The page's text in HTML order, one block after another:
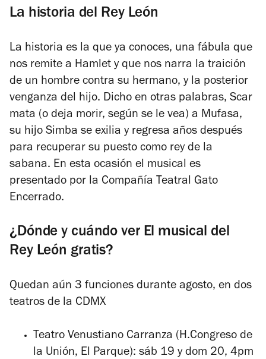
La historia del Rey León
La historia es la que ya conoces, una fábula que
nos remite a Hamlet y que nos narra la traición
de un hombre contra su hermano, y la posterior
venganza del hijo. Dicho en otras palabras, Scar
mata (o deja morir, según se le vea) a Mufasa,
su hijo Simba se exilia y regresa años después
para recuperar su puesto como rey de la
sabana. En esta ocasión el musical es
presentado por la Compañía Teatral Gato
Encerrado.
¿Dónde y cuándo ver El musical del
Rey León gratis?
Quedan aún 3 funciones durante agosto, en dos
teatros de la CDMX
Teatro Venustiano Carranza (H.Congreso de
la Unión, El Parque): sáb 19 y dom 20, 4pm